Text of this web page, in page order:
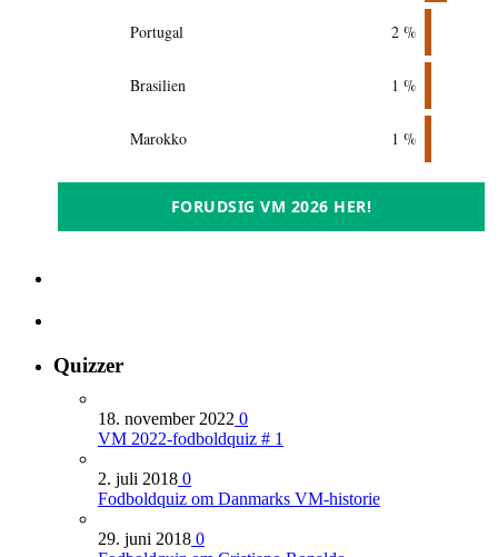
Portugal 2 %
Brasilien 1 %
Marokko 1 %
FORUDSIG VM 2026 HER!
Quizzer
18. november 2022 0
VM 2022-fodboldquiz # 1
2. juli 2018 0
Fodboldquiz om Danmarks VM-historie
29. juni 2018 0